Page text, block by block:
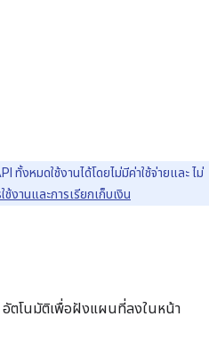
ทั้งหมดใช้งานได้โดยไม่มีค่าใช้จ่ายและ ไม่
ช้งานและการเรียกเก็บเงิน
อัตโนมัติเพื่อฝังแผนที่ลงในหน้า